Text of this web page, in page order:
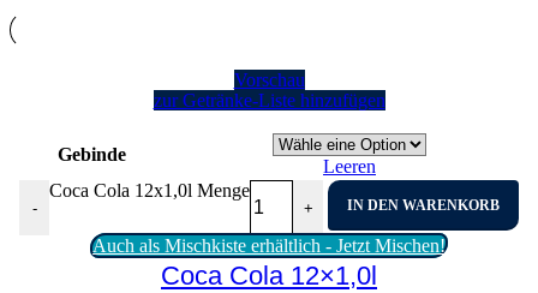
Vorschau
zur Getränke-Liste hinzufügen
Gebinde
Leeren
-
Coca Cola 12x1,0l Menge
+ IN DEN WARENKORB
Auch als Mischkiste erhältlich - Jetzt Mischen!
Coca Cola 12×1,0l